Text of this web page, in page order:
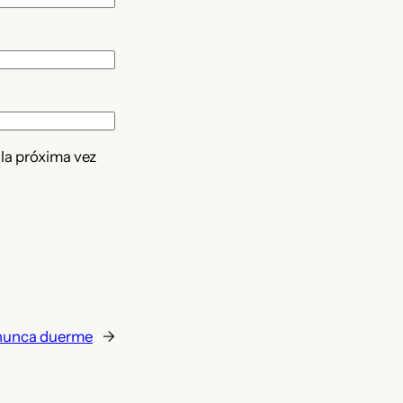
próxima vez
duerme →